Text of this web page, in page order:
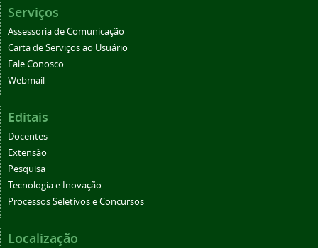
Serviços
Assessoria de Comunicação
Carta de Serviços ao Usuário
Fale Conosco
Webmail
Editais
Docentes
Extensão
Pesquisa
Tecnologia e Inovação
Processos Seletivos e Concursos
Localização